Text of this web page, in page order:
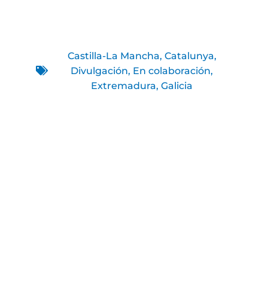
Castilla-La Mancha, Catalunya,
Divulgación, En colaboración,
Extremadura, Galicia